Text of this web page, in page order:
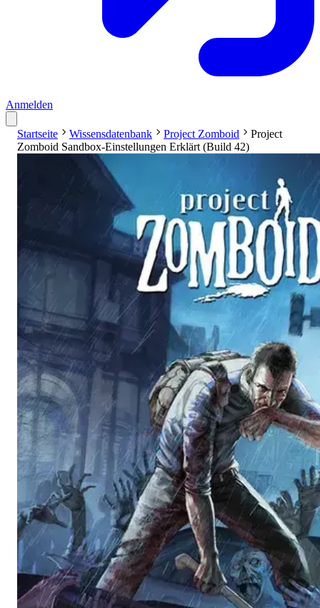
Anmelden
Startseite Wissensdatenbank Project Zomboid
Project
Zomboid Sandbox-Einstellungen Erklärt (Build 42)